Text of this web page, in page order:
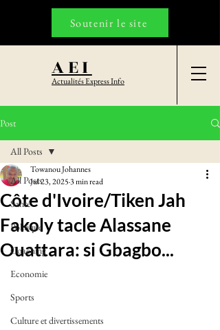
AEI
Actualités Express Info
Soutenir le site
Post
All Posts
Santé
Politique
Coaching
Economie
Sports
Culture et divertissements
All Posts
Côte d'Ivoire/Tiken Jah
Fakoly tacle Alassane
Ouattara: si Gbagbo...
Towanou Johannes
Jul 23, 20253 min read